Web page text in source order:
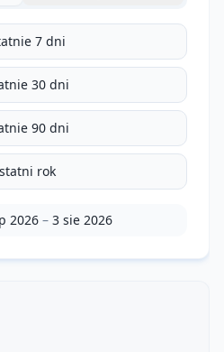
7 dni
30 dni
90 dni
rok
2026– 3 sie 2026